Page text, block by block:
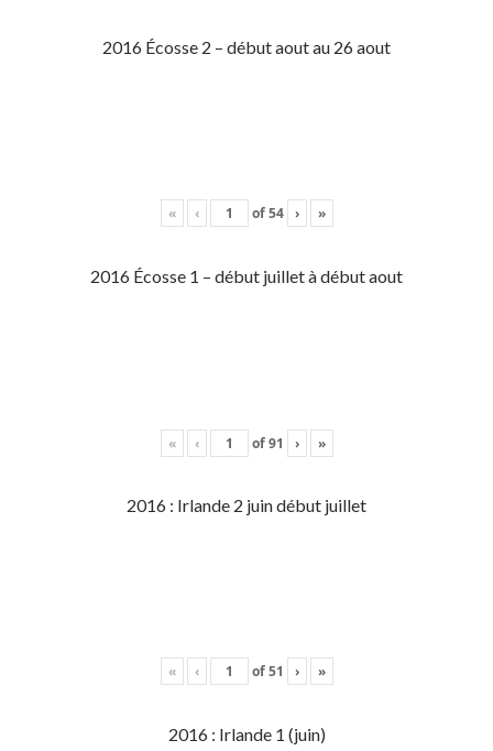
2016 Écosse 2 – début aout au 26 aout
« ‹ of54 › »
2016 Écosse 1 – début juillet à début aout
« ‹ of91 › »
2016 : Irlande 2 juin début juillet
« ‹ of51 › »
2016 : Irlande 1 (juin)